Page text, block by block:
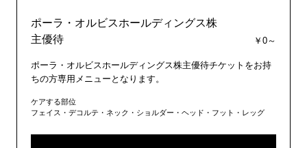
ポーラ・オルビスホールディングス株
主優待
￥0～
ポーラ・オルビスホールディングス株主優待チケットをお持
ちの方専用メニューとなります。
ケアする部位
フェイス・デコルテ・ネック・ショルダー・ヘッド・フット・レッグ